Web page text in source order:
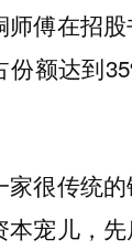
傅在招
额达到
家很传统
本宠儿，